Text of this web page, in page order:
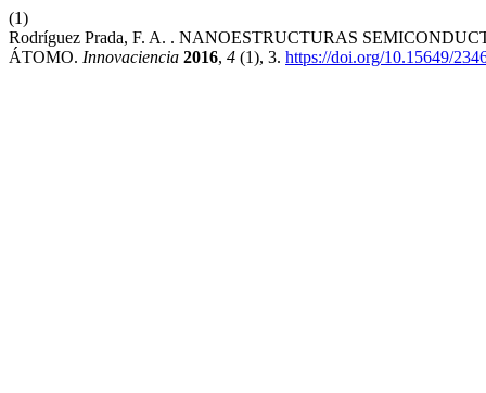
(1)
Rodríguez Prada, F. A. . NANOESTRUCTURAS
ÁTOMO. Innovaciencia 2016, 4 (1), 3. https://doi.org/10.15649/